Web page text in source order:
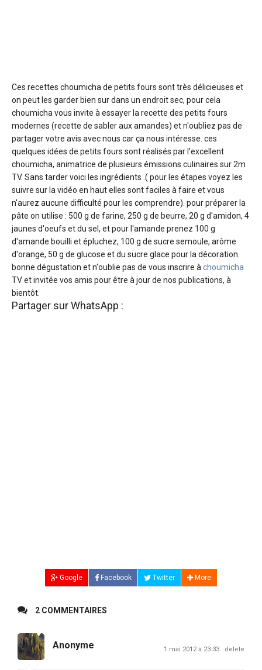
Ces recettes choumicha de petits fours sont très délicieuses et
on peut les garder bien sur dans un endroit sec, pour cela
choumicha vous invite à essayer la recette des petits fours
modernes (recette de sabler aux amandes) et n'oubliez pas de
partager votre avis avec nous car ça nous intéresse. ces
quelques idées de petits fours sont réalisés par l’excellent
choumicha, animatrice de plusieurs émissions culinaires sur 2m
TV. Sans tarder voici les ingrédients .( pour les étapes voyez les
suivre sur la vidéo en haut elles sont faciles à faire et vous
n'aurez aucune difficulté pour les comprendre). pour préparer la
pâte on utilise : 500 g de farine, 250 g de beurre, 20 g d'amidon, 4
jaunes d'oeufs et du sel, et pour l'amande prenez 100 g
d'amande bouilli et épluchez, 100 g de sucre semoule, arôme
d'orange, 50 g de glucose et du sucre glace pour la décoration.
bonne dégustation et n'oublie pas de vous inscrire àchoumicha
TV et invitée vos amis pour être à jour de nos publications, à
bientôt.
Partager sur WhatsApp :
Google Facebook Twitter More
2 COMMENTAIRES
Anonyme 1 mai 2012 à 23:33 delete